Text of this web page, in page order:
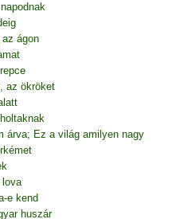
ágon
az ökröket
árva; Ez a világ amilyen nagy
lova
e kend
huszár